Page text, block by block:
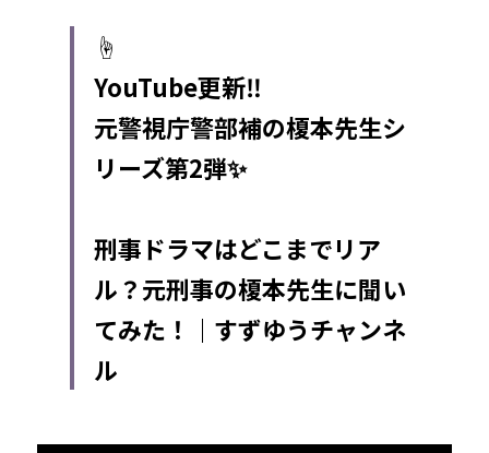
☝️
YouTube更新‼️
元警視庁警部補の榎本先生シ
リーズ第2弾✨
刑事ドラマはどこまでリア
ル？元刑事の榎本先生に聞い
てみた！｜すずゆうチャンネ
ル